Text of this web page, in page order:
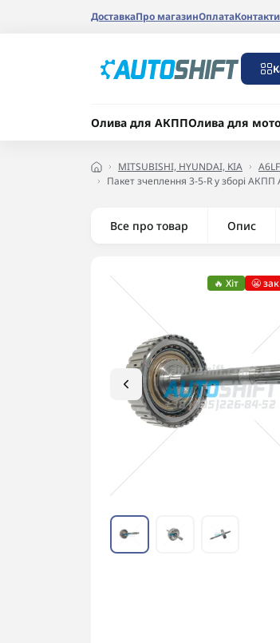
ДоставкаПро магазинОплатаКонтакти
Олива для АКППОлива для
MITSUBISHI, HYUNDAI, KIA
Пакет зчеплення 3-5-R у зборі
Все про товар Опис
🔥 Хіт 😬